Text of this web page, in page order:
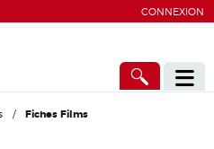
CONNEXION
/ Fiches Films